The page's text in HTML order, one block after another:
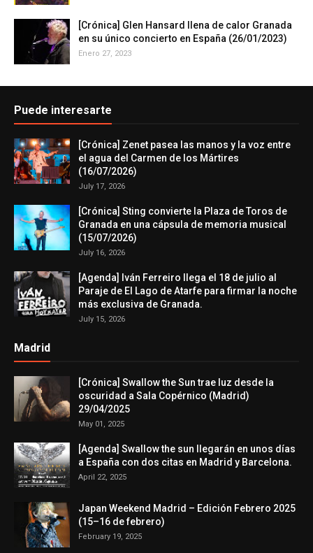
[Crónica] Glen Hansard llena de calor Granada
en su único concierto en España (26/01/2023)
Enero 27, 2023
Puede interesarte
[Crónica] Zenet pasea las manos y la voz entre
el agua del Carmen de los Mártires
(16/07/2026)
July 17, 2026
[Crónica] Sting convierte la Plaza de Toros de
Granada en una cápsula de memoria musical
(15/07/2026)
July 16, 2026
[Agenda] Iván Ferreiro llega el 18 de julio al
Paraje de El Lago de Atarfe para firmar la noche
más exclusiva de Granada.
July 15, 2026
Madrid
[Crónica] Swallow the Sun trae luz desde la
oscuridad a Sala Copérnico (Madrid)
29/04/2025
May 01, 2025
[Agenda] Swallow the sun llegarán en unos días
a España con dos citas en Madrid y Barcelona.
April 22, 2025
Japan Weekend Madrid – Edición Febrero 2025
(15–16 de febrero)
February 19, 2025